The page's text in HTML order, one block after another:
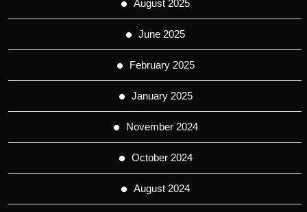
August 2025
June 2025
February 2025
January 2025
November 2024
October 2024
August 2024